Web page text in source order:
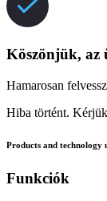
Köszönjük, az
Hamarosan
Hiba történt.
Products and technology
Funkciók